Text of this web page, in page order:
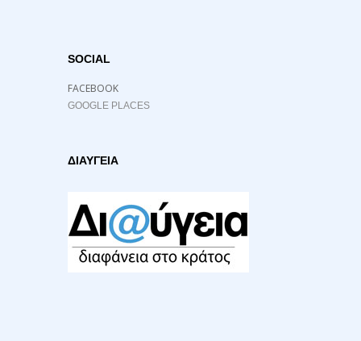
SOCIAL
FACEBOOK
GOOGLE PLACES
ΔΙΑΥΓΕΙΑ